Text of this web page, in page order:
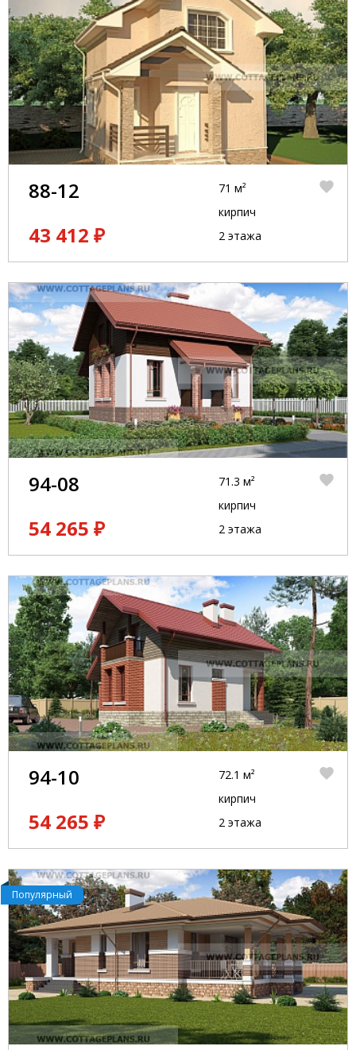
88-12
43 412 ₽
71 м²
кирпич
2 этажа
94-08
54 265 ₽
71.3 м²
кирпич
2 этажа
94-10
54 265 ₽
72.1 м²
кирпич
2 этажа
Популярный